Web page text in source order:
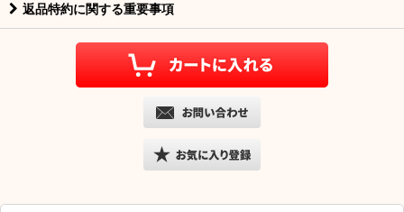
返品特約に関する重要事項